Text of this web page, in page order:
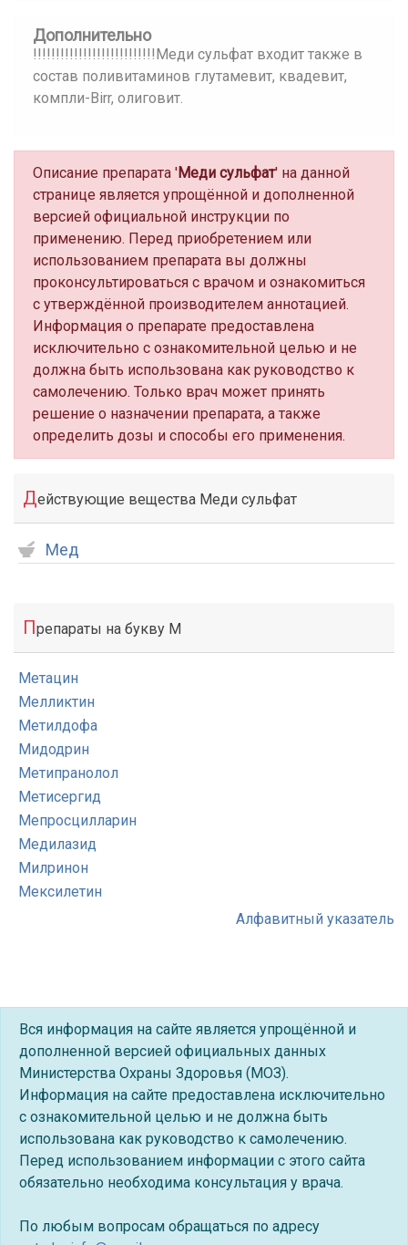
Дополнительно
!!!!!!!!!!!!!!!!!!!!!!!!!!!Меди сульфат входит также в
состав поливитаминов глутамевит, квадевит,
компли-Birr, олиговит.
Описание препарата 'Меди сульфат' на данной
странице является упрощённой и дополненной
версией официальной инструкции по
применению. Перед приобретением или
использованием препарата вы должны
проконсультироваться с врачом и ознакомиться
с утверждённой производителем аннотацией.
Информация о препарате предоставлена
исключительно с ознакомительной целью и не
должна быть использована как руководство к
самолечению. Только врач может принять
решение о назначении препарата, а также
определить дозы и способы его применения.
Действующие вещества Меди сульфат
Мед
Препараты на букву М
Метацин
Мелликтин
Метилдофа
Мидодрин
Метипранолол
Метисергид
Мепросцилларин
Медилазид
Милринон
Мексилетин
Алфавитный указатель
Вся информация на сайте является упрощённой и
дополненной версией официальных данных
Министерства Охраны Здоровья (МОЗ).
Информация на сайте предоставлена исключительно
с ознакомительной целью и не должна быть
использована как руководство к самолечению.
Перед использованием информации с этого сайта
обязательно необходима консультация у врача.
По любым вопросам обращаться по адресу